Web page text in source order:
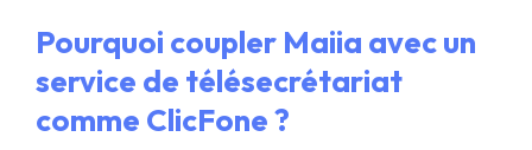
Pourquoi coupler Maiia avec un
service de télésecrétariat
comme ClicFone ?